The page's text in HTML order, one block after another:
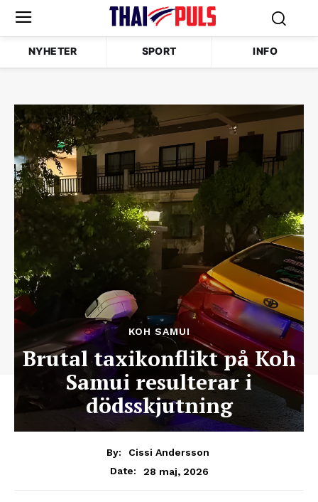
NYHETER SPORT INFO
KOH SAMUI
Brutal taxikonflikt på Koh
Samui resulterar i
dödsskjutning
By:
Cissi Andersson
Date:
28 maj, 2026